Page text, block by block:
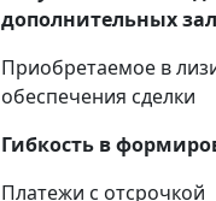
дополнительных
Приобретаемое в
обеспечения сделки
Гибкость в
Платежи с отсрочкой